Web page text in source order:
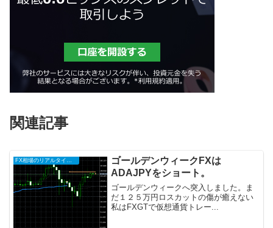
関連記事
ゴールデンウィークFXは
ADAJPYをショート。
ゴールデンウィークへ突入しました。ま
だ１２５万円ロスカットの傷が癒えない
私はFXGTで仮想通貨トレー...